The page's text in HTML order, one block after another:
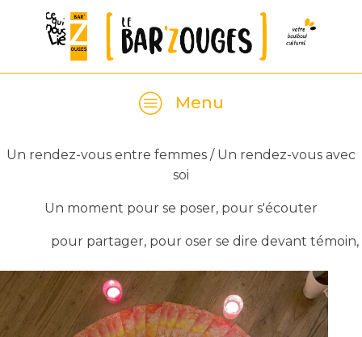
Menu
Un rendez-vous entre femmes / Un rendez-vous avec
soi
Un moment pour se poser, pour s'écouter
pour partager, pour oser se dire devant témoin,